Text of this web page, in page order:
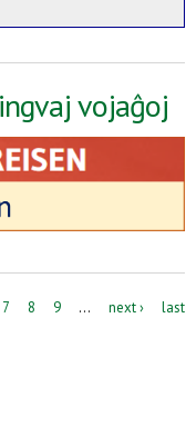
vojaĝoj
7 8 9 … next ›
last